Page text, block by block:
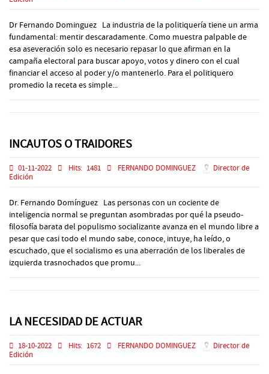
Dr Fernando Dominguez La industria de la politiquería tiene un arma
fundamental: mentir descaradamente. Como muestra palpable de
esa aseveración solo es necesario repasar lo que afirman en la
campaña electoral para buscar apoyo, votos y dinero con el cual
financiar el acceso al poder y/o mantenerlo. Para el politiquero
promedio la receta es simple...
INCAUTOS O TRAIDORES
01-11-2022 Hits: 1481 FERNANDO DOMINGUEZ
Director de
Edición
Dr. Fernando Domínguez Las personas con un cociente de
inteligencia normal se preguntan asombradas por qué la pseudo-
filosofía barata del populismo socializante avanza en el mundo libre a
pesar que casi todo el mundo sabe, conoce, intuye, ha leído, o
escuchado, que el socialismo es una aberración de los liberales de
izquierda trasnochados que promu...
LA NECESIDAD DE ACTUAR
18-10-2022 Hits: 1672 FERNANDO DOMINGUEZ
Director de
Edición